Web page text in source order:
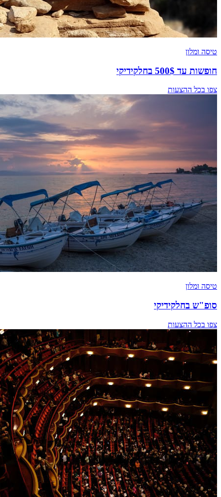
טיסה ומלון
חופשות עד 500$ בחלקידיקי
צפו בכל ההצעות
טיסה ומלון
סופ"ש בחלקידיקי
צפו בכל ההצעות